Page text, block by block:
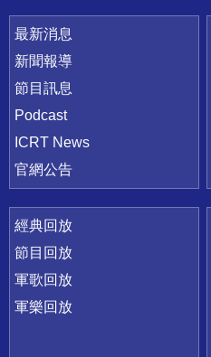
最新消息
新聞報導
節目訊息
Podcast
ICRT News
官網公告
經典回放
節目回放
軍歌回放
軍樂回放